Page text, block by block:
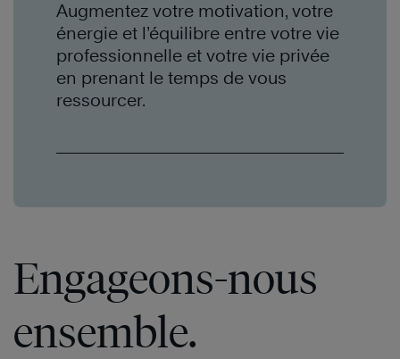
Augmentez votre motivation, votre
énergie et l’équilibre entre votre vie
professionnelle et votre vie privée
en prenant le temps de vous
ressourcer.
Engageons-nous
ensemble.